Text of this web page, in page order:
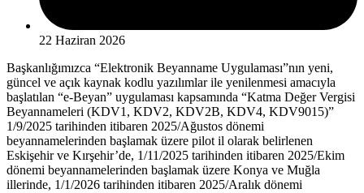
22 Haziran 2026
Başkanlığımızca “Elektronik Beyanname Uygulaması”nın yeni,
güncel ve açık kaynak kodlu yazılımlar ile yenilenmesi amacıyla
başlatılan “e-Beyan” uygulaması kapsamında “Katma Değer Vergisi
Beyannameleri (KDV1, KDV2, KDV2B, KDV4, KDV9015)”
1/9/2025 tarihinden itibaren 2025/Ağustos dönemi
beyannamelerinden başlamak üzere pilot il olarak belirlenen
Eskişehir ve Kırşehir’de, 1/11/2025 tarihinden itibaren 2025/Ekim
dönemi beyannamelerinden başlamak üzere Konya ve Muğla
illerinde, 1/1/2026 tarihinden itibaren 2025/Aralık dönemi